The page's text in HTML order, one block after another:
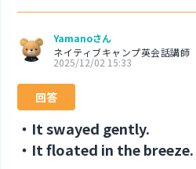
Yamanoさん
ネイティブキャンプ英会話講師
2025/12/02 15:33
回答
・It swayed gently.
・It floated in the breeze.